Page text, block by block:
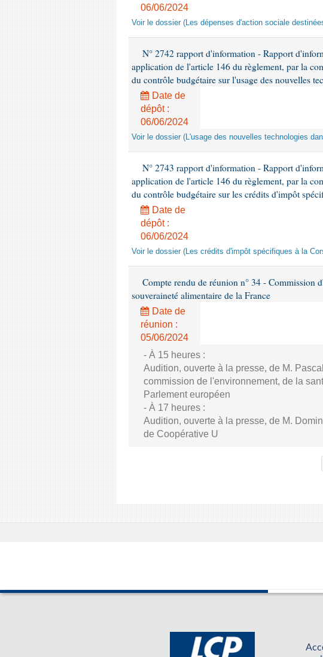
06/06/2024
Voir le dossier (Les dépenses d'action sociale
N° 2742 rapport d'information - Rapport
application de l'article 146 du règlement, par la
du contrôle budgétaire sur l'usage des nouvelles
Date de
dépôt :
06/06/2024
Voir le dossier (L'usage des nouvelles technologies
N° 2743 rapport d'information - Rapport
application de l'article 146 du règlement, par la
du contrôle budgétaire sur les crédits d'impôt
Date de
dépôt :
06/06/2024
Voir le dossier (Les crédits d'impôt spécifiques à la
Compte rendu de réunion n° 34 - Commission
souveraineté alimentaire de la France
Date de
réunion :
05/06/2024
- À 15 heures :
Audition, ouverte à la presse, de M.
commission de l'environnement, de la
Parlement européen
- À 17 heures :
Audition, ouverte à la presse, de M.
de Coopérative U